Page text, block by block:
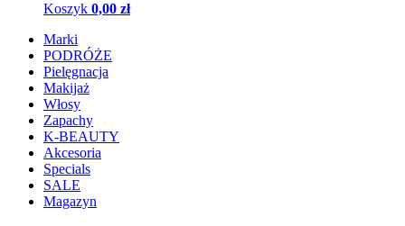
Koszyk 0,00 zł
Marki
PODRÓŻE
Pielęgnacja
Makijaż
Włosy
Zapachy
K-BEAUTY
Akcesoria
Specials
SALE
Magazyn